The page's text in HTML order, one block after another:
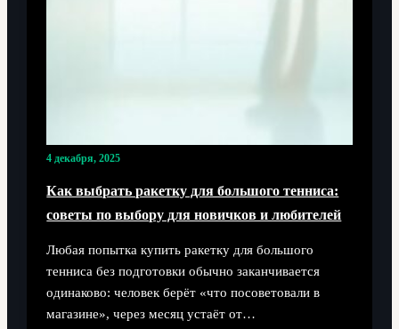
4 декабря, 2025
Как выбрать ракетку для большого тенниса:
советы по выбору для новичков и любителей
Любая попытка купить ракетку для большого
тенниса без подготовки обычно заканчивается
одинаково: человек берёт «что посоветовали в
магазине», через месяц устаёт от…